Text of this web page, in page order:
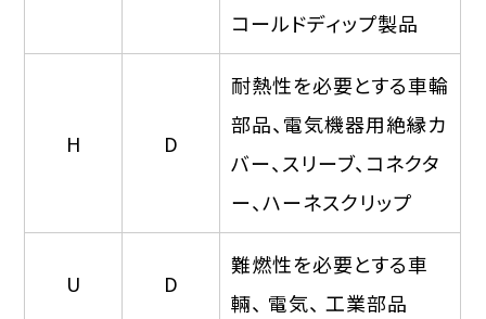
コールドディップ製品
H D
耐熱性を必要とする車輪
部品、電気機器用絶縁カ
バー、スリーブ、コネクタ
ー、ハーネスクリップ
U D
難燃性を必要とする車
輛、 電気、 工業部品